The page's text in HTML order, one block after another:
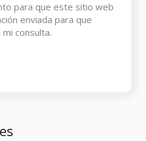
para que este sitio web
enviada para que
consulta.